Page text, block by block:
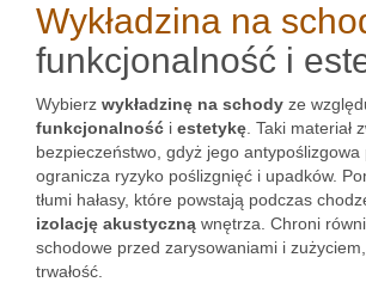
Wykładzina na
funkcjonalność i
Wybierz wykładzinę na schody ze
funkcjonalność i estetykę . Taki materiał
bezpieczeństwo, gdyż jego antypoślizgowa
ogranicza ryzyko poślizgnięć i upadków.
tłumi hałasy, które powstają podczas
izolację akustyczną wnętrza. Chroni
schodowe przed zarysowaniami i
trwałość.